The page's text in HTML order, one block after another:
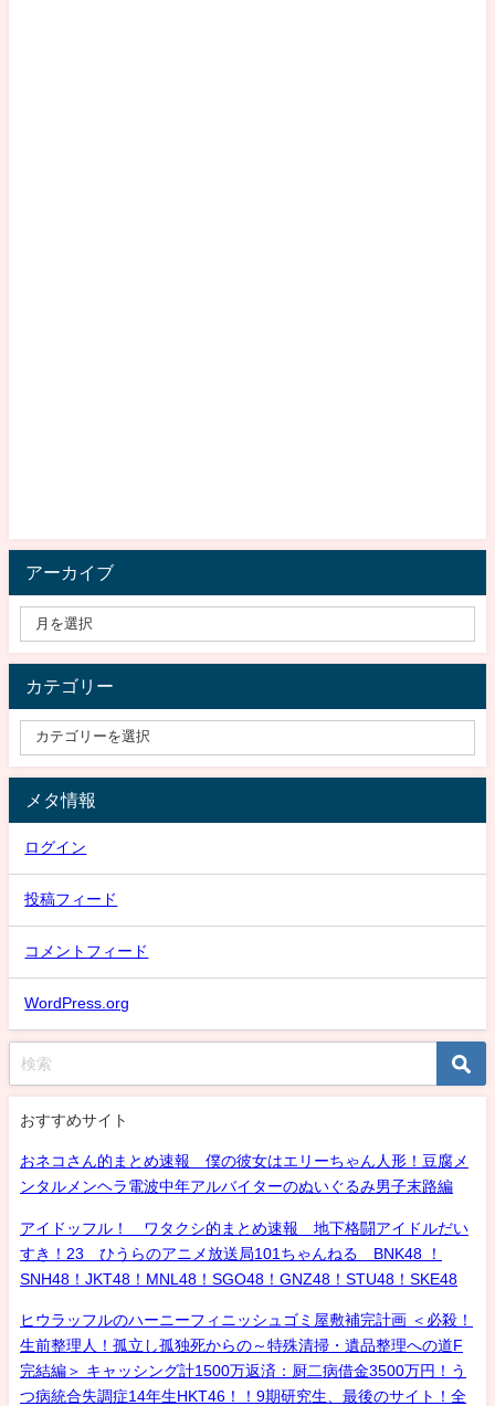
アーカイブ
カテゴリー
メタ情報
ログイン
投稿フィード
コメントフィード
WordPress.org
おすすめサイト
おネコさん的まとめ速報 僕の彼女はエリーちゃん人形！豆腐メ
ンタルメンヘラ電波中年アルバイターのぬいぐるみ男子末路編
アイドッフル！ ワタクシ的まとめ速報 地下格闘アイドルだい
すき！23 ひうらのアニメ放送局101ちゃんねる BNK48 ！
SNH48！JKT48！MNL48！SGO48！GNZ48！STU48！SKE48
ヒウラッフルのハーニーフィニッシュゴミ屋敷補完計画 ＜必殺！
生前整理人！孤立し孤独死からの～特殊清掃・遺品整理への道F
完結編＞ キャッシング計1500万返済：厨二病借金3500万円！う
つ病統合失調症14年生HKT46！！9期研究生、最後のサイト！全